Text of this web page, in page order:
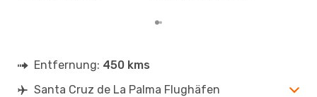
Entfernung: 450 kms
Santa Cruz de La Palma Flughäfen